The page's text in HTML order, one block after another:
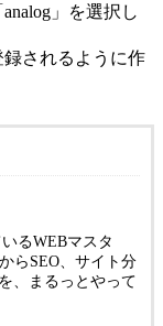
」を選択し
録されるように作
るWEBマスタ
らSEO、サイト分
、まるっとやって